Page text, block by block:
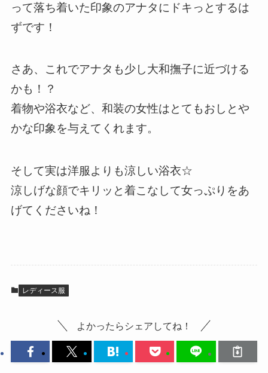
って落ち着いた印象のアナタにドキっとするは
ずです！
さあ、これでアナタも少し大和撫子に近づける
かも！？
着物や浴衣など、和装の女性はとてもおしとや
かな印象を与えてくれます。
そして実は洋服よりも涼しい浴衣☆
涼しげな顔でキリッと着こなして女っぷりをあ
げてくださいね！
レディース服
よかったらシェアしてね！